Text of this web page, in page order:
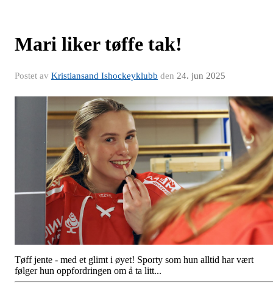
Mari liker tøffe tak!
Postet av Kristiansand Ishockeyklubb den 24. jun 2025
Tøff jente - med et glimt i øyet! Sporty som hun alltid har vært
følger hun oppfordringen om å ta litt...